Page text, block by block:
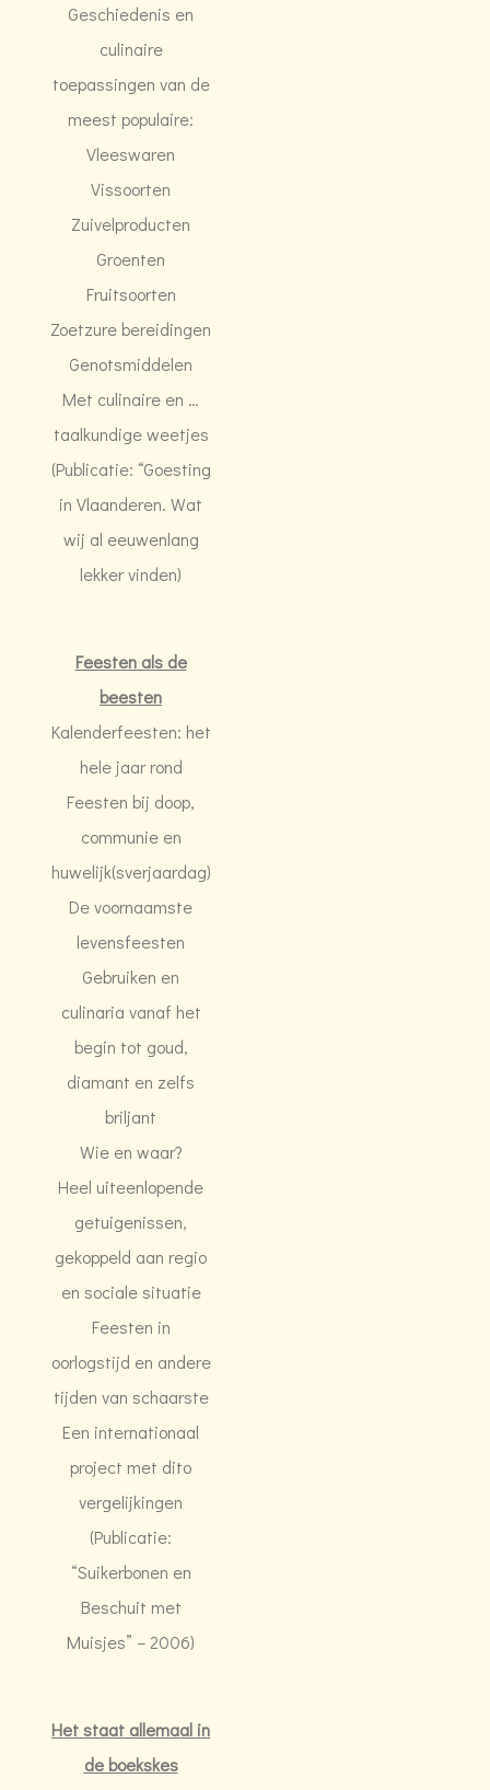
Geschiedenis en
culinaire
toepassingen van de
meest populaire:
Vleeswaren
Vissoorten
Zuivelproducten
Groenten
Fruitsoorten
Zoetzure bereidingen
Genotsmiddelen
Met culinaire en …
taalkundige weetjes
(Publicatie: “Goesting
in Vlaanderen. Wat
wij al eeuwenlang
lekker vinden)
Feesten als de
beesten
Kalenderfeesten: het
hele jaar rond
Feesten bij doop,
communie en
huwelijk(sverjaardag)
De voornaamste
levensfeesten
Gebruiken en
culinaria vanaf het
begin tot goud,
diamant en zelfs
briljant
Wie en waar?
Heel uiteenlopende
getuigenissen,
gekoppeld aan regio
en sociale situatie
Feesten in
oorlogstijd en andere
tijden van schaarste
Een internationaal
project met dito
vergelijkingen
(Publicatie:
“Suikerbonen en
Beschuit met
Muisjes” – 2006)
Het staat allemaal in
de boekskes